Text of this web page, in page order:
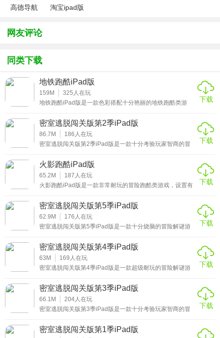
2、精美的画面和酷炫的特效;
5、游戏成就系统、游戏商店增加游戏的趣味性;
6、多款的忍术及道具，连续杀敌获取能量，使用必杀技。
★火影跑酷iPad版试玩体验
"游戏画面精美，必杀技特效酷炫,强烈推荐!"Pearl
"跑酷游戏中的精品，操作简单，画面流畅, 5星级" Maxine
精致!"
★火影跑酷iPad版游戏简评
游戏中玩家将会骑著火影忍者专用的鹰来躲避各种机构和陷
阱，使用绳索在屋檐上跳来跳去，在僵尸发现前，给它来上
术，它能让你自由飞翔。
高德导航
淘宝ipad版
网友评论
同类下载
地铁跑酷iPad版
159M 325 人在玩
地铁跑酷iPad版是一款色彩搭配十分艳丽的地铁跑酷类游
搭配，一进入游戏就牢牢地抓住玩家的眼球，这种鲜艳的色
调大大降低了跑酷游戏的紧张气氛，即使一不小心撞到墙壁
也不会有很大的懊恼，让玩家可以尽情享受在地铁中跑酷的
乐趣，感兴趣的小伙伴赶紧来下载这款地铁跑酷iPad版游戏
下载
密室逃脱闯关版第2季iPad版
86.7M 186 人在玩
密室逃脱闯关版第2季iPad版是一款十分考验玩家智商的冒
个关卡，也就是说里面有20个不同的房间，玩家是一名被困
在其中冒险者，没有人可以帮你，你只能靠自己寻找每个房
间的开门钥匙，最终从这里逃离出去，准备好了吗？感兴趣
的小伙伴赶紧来下载这款密室逃脱闯关版第2季iPad版游戏
下载
火影跑酷iPad版
65.2M 187 人在玩
火影跑酷iPad版是一款非常耐玩的冒险跑酷类游戏，设置有
助你的角色接受不同的任务，完成这些任务，相信各位忍者
迷一定会很感兴趣的，而且还有很多不同的战斗模式哦，现
在打开你的战斗方式，让这些忍者能够更加顽强地成长，感
兴趣的小伙伴赶紧来下载这款飞行模拟器iPad版游戏体验
下载
密室逃脱闯关版第5季iPad版
62.9M 176 人在玩
密室逃脱闯关版第5季iPad版是一款十分烧脑的冒险解谜游
玩家挑战，玩家将会在十八个房间中自由地探索，寻找到关
键的线索，从而成功逃离出去。虽然说相比前面几个版本少
了两个关卡，但是耐玩程度是不会减少的，感兴趣的小伙伴
赶紧来下载这款密室逃脱闯关版第5季iPad版游戏体验吧。
下载
密室逃脱闯关版第4季iPad版
63M 169 人在玩
密室逃脱闯关版第4季iPad版是一款超级耐玩的冒险解谜游
增加了15关，但是每一关都是精心设计的，因此玩家必须开
动自己的脑子，在游戏中发挥极限猜测的能力，从各种不起
眼的地方寻找出各种有用的线索，解开一个个谜题，感兴趣
的小伙伴赶紧来下载这款密室逃脱闯关版第4季iPad版游戏
下载
密室逃脱闯关版第3季iPad版
66.1M 204人在玩
密室逃脱闯关版第3季iPad版是一款十分考验玩家智商的冒
玩法，同样里面精心设置有20个不同难度的关卡等待着玩家
前来挑战，玩家将会到20个不同的房间开始自己的冒险解谜
下载
密室逃脱闯关版第1季iPad版